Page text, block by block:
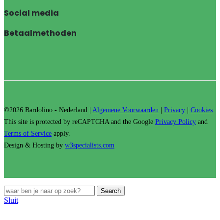
Social media
Betaalmethoden
©2026 Bardolino - Nederland | Algemene Voorwaarden Privacy
Cookies
This site is protected by reCAPTCHA and the Google Privacy Policy and
Terms of Service apply.
Design & Hosting by w3specialists.com
Search
Sluit